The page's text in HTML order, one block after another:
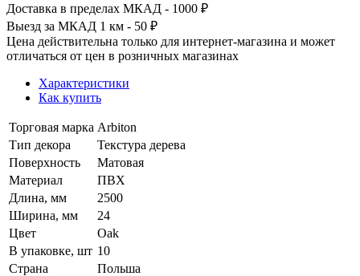
Доставка в пределах МКАД - 1000 ₽
Выезд за МКАД 1 км - 50 ₽
Цена действительна только для интернет-магазина и может
отличаться от цен в розничных магазинах
Характеристики
Как купить
Торговая марка Arbiton
Тип декора
Текстура дерева
Поверхность
Матовая
Материал
ПВХ
Длина, мм
2500
Ширина, мм
24
Цвет
Oak
В упаковке, шт 10
Страна
Польша